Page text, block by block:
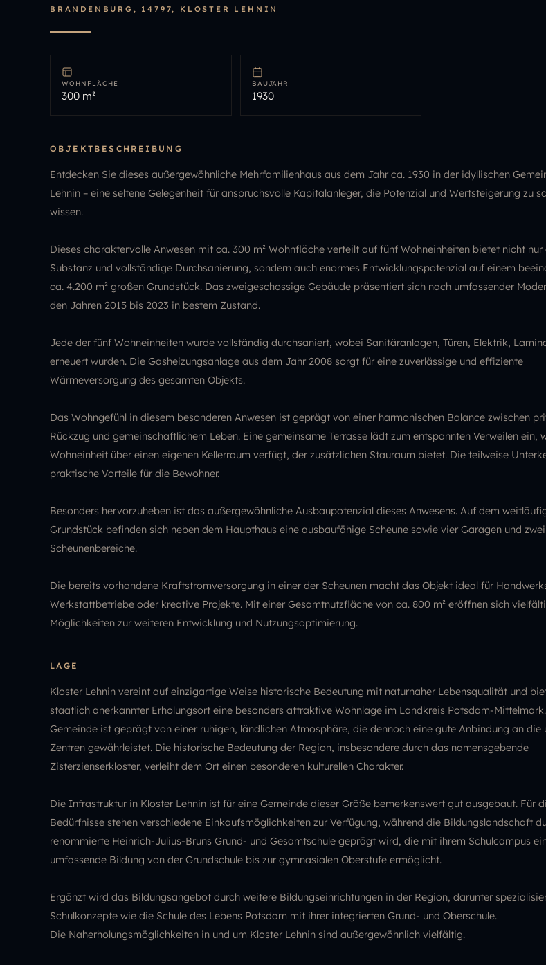
BRANDENBURG, 14797, KLOSTER LEHNIN
WOHNFLÄCHE
300 m²
BAUJAHR
1930
OBJEKTBESCHREIBUNG
Entdecken Sie dieses außergewöhnliche Mehrfamilienhaus aus dem Jahr ca. 1930 in der idyllischen
Lehnin – eine seltene Gelegenheit für anspruchsvolle Kapitalanleger, die Potenzial und Wertsteigerung zu
wissen.
Dieses charaktervolle Anwesen mit ca. 300 m² Wohnfläche verteilt auf fünf Wohneinheiten bietet nicht nur
Substanz und vollständige Durchsanierung, sondern auch enormes Entwicklungspotenzial auf einem
ca. 4.200 m² großen Grundstück. Das zweigeschossige Gebäude präsentiert sich nach umfassender
den Jahren 2015 bis 2023 in bestem Zustand.
Jede der fünf Wohneinheiten wurde vollständig durchsaniert, wobei Sanitäranlagen, Türen, Elektrik,
erneuert wurden. Die Gasheizungsanlage aus dem Jahr 2008 sorgt für eine zuverlässige und effiziente
Wärmeversorgung des gesamten Objekts.
Das Wohngefühl in diesem besonderen Anwesen ist geprägt von einer harmonischen Balance zwischen
Rückzug und gemeinschaftlichem Leben. Eine gemeinsame Terrasse lädt zum entspannten Verweilen ein,
Wohneinheit über einen eigenen Kellerraum verfügt, der zusätzlichen Stauraum bietet. Die teilweise
praktische Vorteile für die Bewohner.
Besonders hervorzuheben ist das außergewöhnliche Ausbaupotenzial dieses Anwesens. Auf dem
Grundstück befinden sich neben dem Haupthaus eine ausbaufähige Scheune sowie vier Garagen und
Scheunenbereiche.
Die bereits vorhandene Kraftstromversorgung in einer der Scheunen macht das Objekt ideal für
Werkstattbetriebe oder kreative Projekte. Mit einer Gesamtnutzfläche von ca. 800 m² eröffnen sich
Möglichkeiten zur weiteren Entwicklung und Nutzungsoptimierung.
LAGE
Kloster Lehnin vereint auf einzigartige Weise historische Bedeutung mit naturnaher Lebensqualität und
staatlich anerkannter Erholungsort eine besonders attraktive Wohnlage im Landkreis Potsdam-
Gemeinde ist geprägt von einer ruhigen, ländlichen Atmosphäre, die dennoch eine gute Anbindung an die
Zentren gewährleistet. Die historische Bedeutung der Region, insbesondere durch das namensgebende
Zisterzienserkloster, verleiht dem Ort einen besonderen kulturellen Charakter.
Die Infrastruktur in Kloster Lehnin ist für eine Gemeinde dieser Größe bemerkenswert gut ausgebaut. Für
Bedürfnisse stehen verschiedene Einkaufsmöglichkeiten zur Verfügung, während die Bildungslandschaft
renommierte Heinrich-Julius-Bruns Grund- und Gesamtschule geprägt wird, die mit ihrem Schulcampus
umfassende Bildung von der Grundschule bis zur gymnasialen Oberstufe ermöglicht.
Ergänzt wird das Bildungsangebot durch weitere Bildungseinrichtungen in der Region, darunter
Schulkonzepte wie die Schule des Lebens Potsdam mit ihrer integrierten Grund- und Oberschule.
Die Naherholungsmöglichkeiten in und um Kloster Lehnin sind außergewöhnlich vielfältig.